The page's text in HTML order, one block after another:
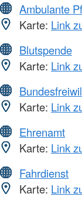
Ambulante
Karte: Link
Blutspende
Karte: Link
Karte: Link
Ehrenamt
Karte: Link
Fahrdienst
Karte: Link